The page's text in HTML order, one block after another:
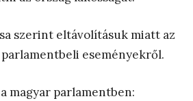
szerint eltávolításuk miatt az
eseményekről.
magyar parlamentben: